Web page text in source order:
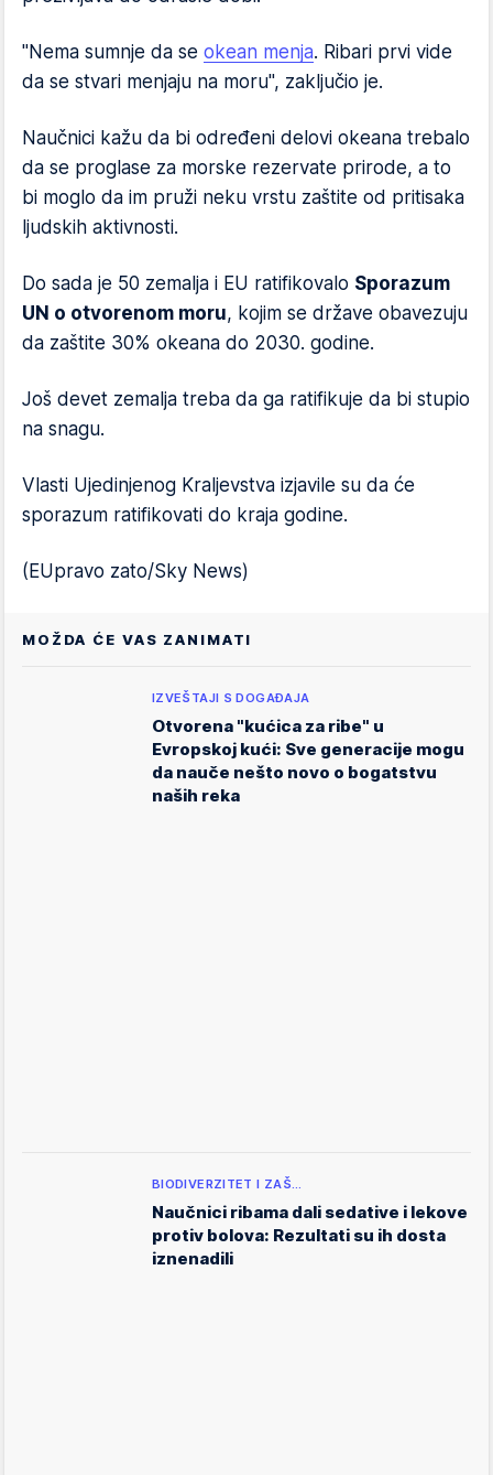
"Nema sumnje da se okean menja. Ribari prvi vide
da se stvari menjaju na moru", zaključio je.
Naučnici kažu da bi određeni delovi okeana trebalo
da se proglase za morske rezervate prirode, a to
bi moglo da im pruži neku vrstu zaštite od pritisaka
ljudskih aktivnosti.
Do sada je 50 zemalja i EU ratifikovalo Sporazum
UN o otvorenom moru, kojim se države obavezuju
da zaštite 30% okeana do 2030. godine.
Još devet zemalja treba da ga ratifikuje da bi stupio
na snagu.
Vlasti Ujedinjenog Kraljevstva izjavile su da će
sporazum ratifikovati do kraja godine.
(EUpravo zato/Sky News)
MOŽDA ĆE VAS ZANIMATI
IZVEŠTAJI S DOGAĐAJA
Otvorena "kućica za ribe" u
Evropskoj kući: Sve generacije mogu
da nauče nešto novo o bogatstvu
naših reka
BIODIVERZITET I ZAŠ…
Naučnici ribama dali sedative i lekove
protiv bolova: Rezultati su ih dosta
iznenadili